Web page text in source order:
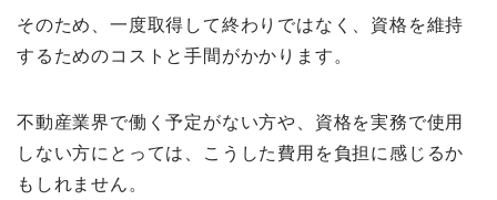
そのため、一度取得して終わりではなく、資格を維持
するためのコストと手間がかかります。
不動産業界で働く予定がない方や、資格を実務で使用
しない方にとっては、こうした費用を負担に感じるか
もしれません。